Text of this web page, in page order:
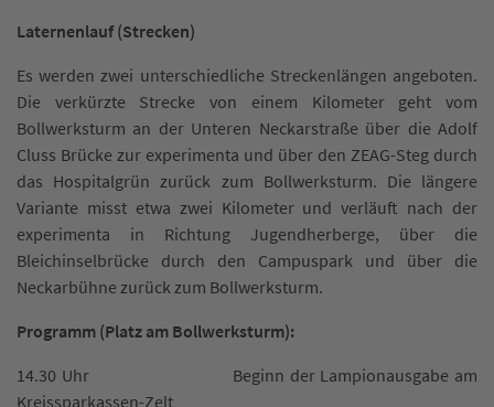
Laternenlauf (Strecken)
Es werden zwei unterschiedliche Streckenlängen angeboten.
Die verkürzte Strecke von einem Kilometer geht vom
Bollwerksturm an der Unteren Neckarstraße über die Adolf
Cluss Brücke zur experimenta und über den ZEAG-Steg durch
das Hospitalgrün zurück zum Bollwerksturm. Die längere
Variante misst etwa zwei Kilometer und verläuft nach der
experimenta in Richtung Jugendherberge, über die
Bleichinselbrücke durch den Campuspark und über die
Neckarbühne zurück zum Bollwerksturm.
Programm (Platz am Bollwerksturm):
14.30 Uhr Beginn der Lampionausgabe am
Kreissparkassen-Zelt